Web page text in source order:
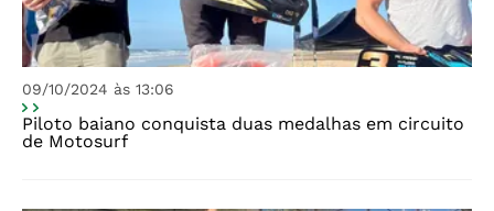
09/10/2024 às 13:06
Piloto baiano conquista duas medalhas em circuito
de Motosurf